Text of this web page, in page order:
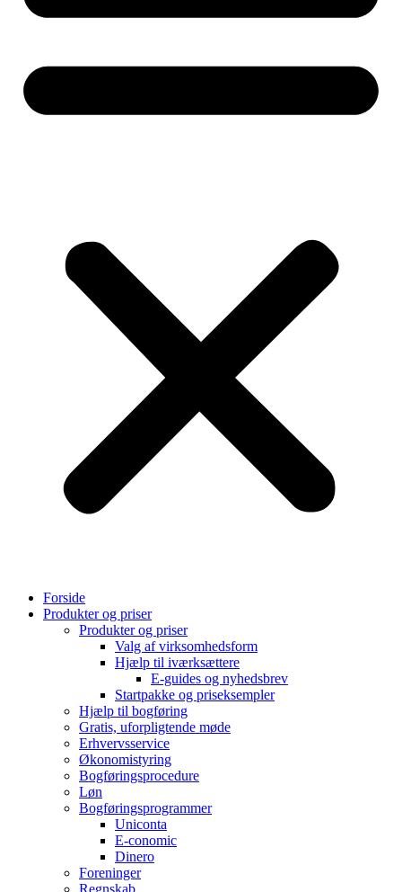
Forside
Produkter og priser
Produkter og priser
Valg af virksomhedsform
Hjælp til iværksættere
E-guides og nyhedsbrev
Startpakke og priseksempler
Hjælp til bogføring
Gratis, uforpligtende møde
Erhvervsservice
Økonomistyring
Bogføringsprocedure
Løn
Bogføringsprogrammer
Uniconta
E-conomic
Dinero
Foreninger
Regnskab